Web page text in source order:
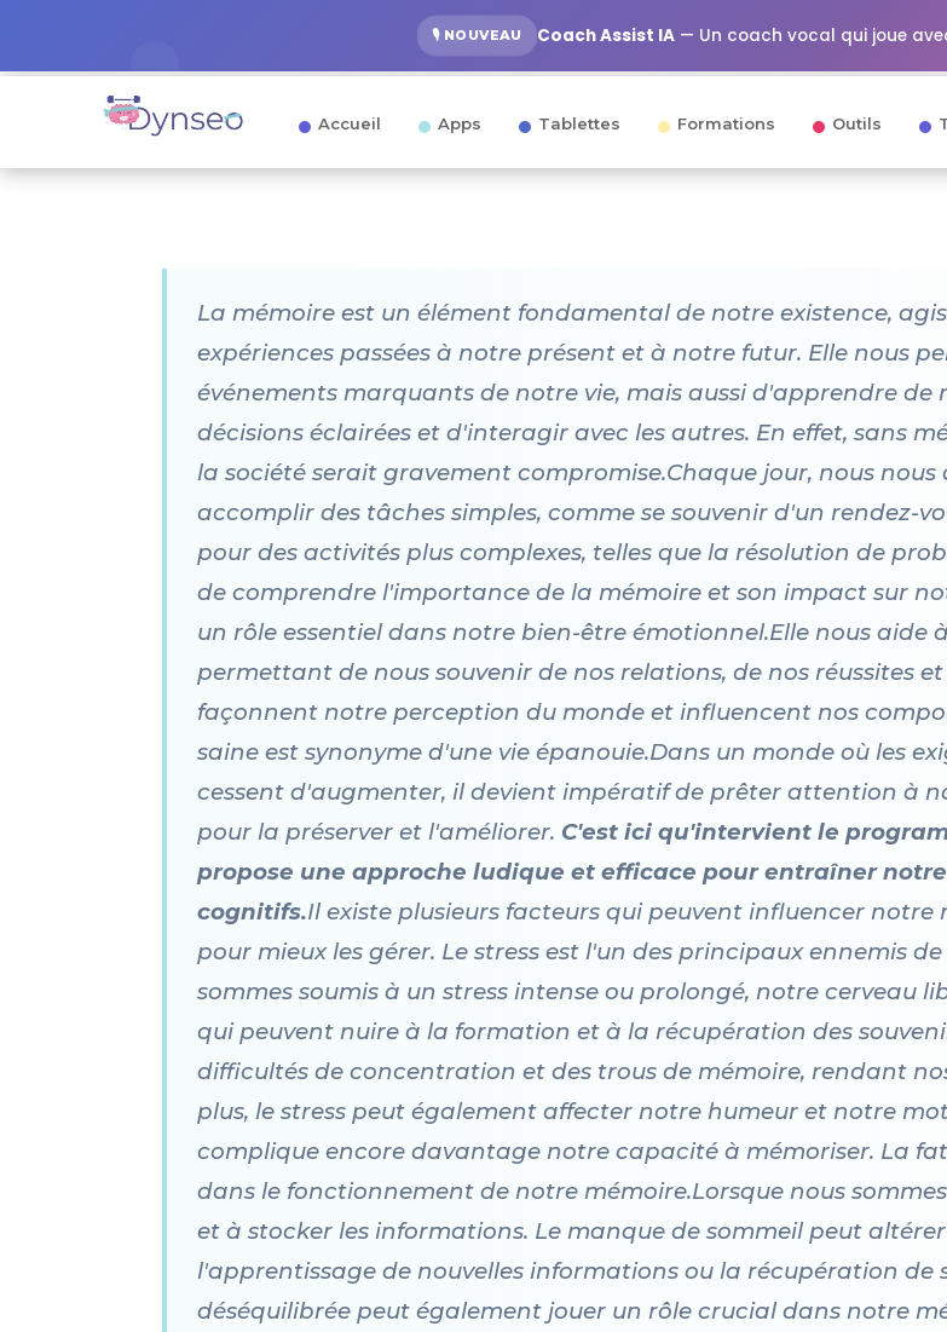
🎙️ NOUVEAU Coach Assist IA— Un coach vocal qui joue
Accueil Apps Tablettes Formations Outils
La mémoire est un élément fondamental de notre existence,
expériences passées à notre présent et à notre futur. Elle nous
événements marquants de notre vie, mais aussi d'apprendre de
décisions éclairées et d'interagir avec les autres. En effet, sans
la société serait gravement compromise.Chaque jour, nous
accomplir des tâches simples, comme se souvenir d'un rendez-
pour des activités plus complexes, telles que la résolution de
de comprendre l'importance de la mémoire et son impact sur
un rôle essentiel dans notre bien-être émotionnel.Elle nous
permettant de nous souvenir de nos relations, de nos réussites
façonnent notre perception du monde et influencent nos
saine est synonyme d'une vie épanouie.Dans un monde où les
cessent d'augmenter, il devient impératif de prêter attention à
pour la préserver et l'améliorer. C'est ici qu'intervient le
propose une approche ludique et efficace pour entraîner
cognitifs.Il existe plusieurs facteurs qui peuvent influencer notre
pour mieux les gérer. Le stress est l'un des principaux ennemis
sommes soumis à un stress intense ou prolongé, notre cerveau
qui peuvent nuire à la formation et à la récupération des
difficultés de concentration et des trous de mémoire, rendant
plus, le stress peut également affecter notre humeur et notre
complique encore davantage notre capacité à mémoriser. La
dans le fonctionnement de notre mémoire.Lorsque nous
et à stocker les informations. Le manque de sommeil peut
l'apprentissage de nouvelles informations ou la récupération de
déséquilibrée peut également jouer un rôle crucial dans notre